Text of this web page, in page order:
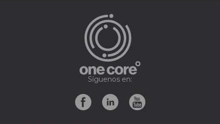
Síguenos en: